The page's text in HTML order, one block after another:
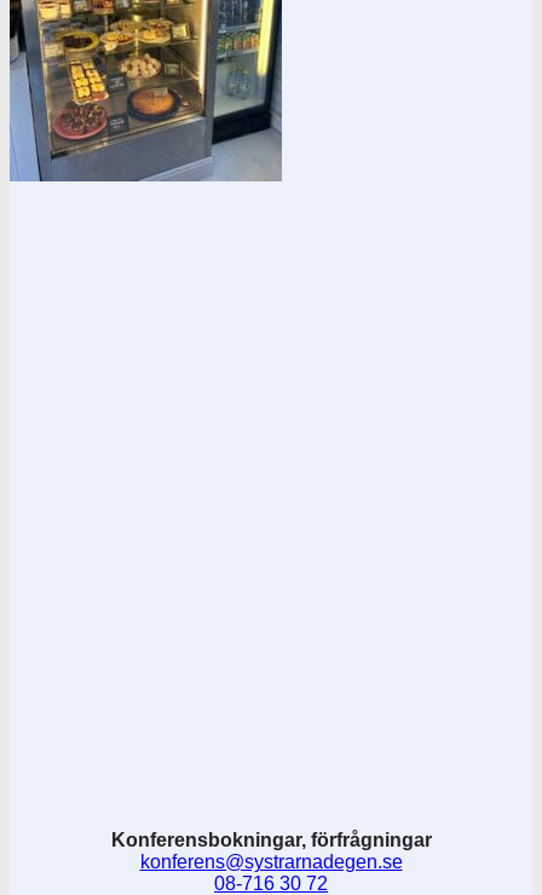
Konferensbokningar, förfrågningar
konferens@systrarnadegen.se
08-716 30 72